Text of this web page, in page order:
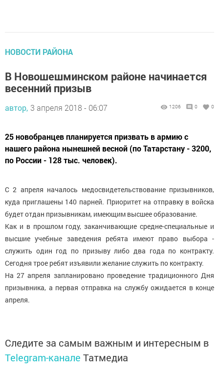
НОВОСТИ РАЙОНА
В Новошешминском районе начинается
весенний призыв
автор, 3 апреля 2018 - 06:07 1206 0 0
25 новобранцев планируется призвать в армию с
нашего района нынешней весной (по Татарстану - 3200,
по России - 128 тыс. человек).
С 2 апреля началось медосвидетельствование призывников,
куда приглашены 140 парней. Приоритет на отправку в войска
будет отдан призывникам, имеющим высшее образование.
Как и в прошлом году, заканчивающие средне-специальные и
высшие учебные заведения ребята имеют право выбора -
служить один год по призыву либо два года по контракту.
Сегодня трое ребят изъявили желание служить по контракту.
На 27 апреля запланировано проведение традиционного Дня
призывника, а первая отправка на службу ожидается в конце
апреля.
Следите за самым важным и интересным в
Telegram-канале Татмедиа